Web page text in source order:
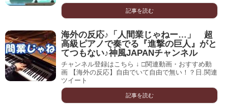
記事を読む
海外の反応♪「人間業じゃねー…」 超
高級ピアノで奏でる『進撃の巨人』がと
てつもない♪神風JAPANチャンネル
チャンネル登録はこちら ↓ □関連動画・おすすめ動
画 【海外の反応】自由でいて自由で無い！？日.関連
ツイート
記事を読む